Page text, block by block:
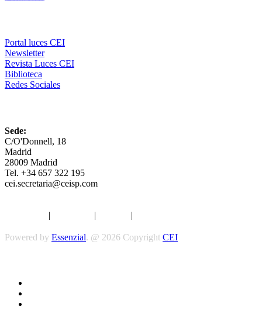
Portal luces CEI
Newsletter
Revista Luces CEI
Biblioteca
Redes Sociales
Sede:
C/O'Donnell, 18
Madrid
28009 Madrid
Tel. +34 657 322 195
cei.secretaria@ceisp.com
| | |
Powered by Essenzial. @ 2026 Copyright CEI